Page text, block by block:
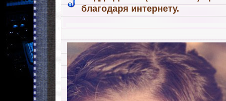
благодаря интернету.